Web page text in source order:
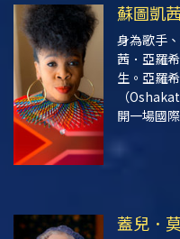
蘇圖凱
身為歌手
茜．亞羅
生。亞羅
（Oshakati
開一場國
蓋兒．